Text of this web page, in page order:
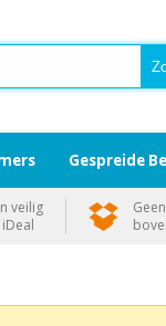
Gespreide
veilig